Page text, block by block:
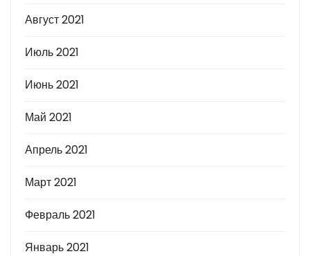
Август 2021
Июль 2021
Июнь 2021
Май 2021
Апрель 2021
Март 2021
Февраль 2021
Январь 2021